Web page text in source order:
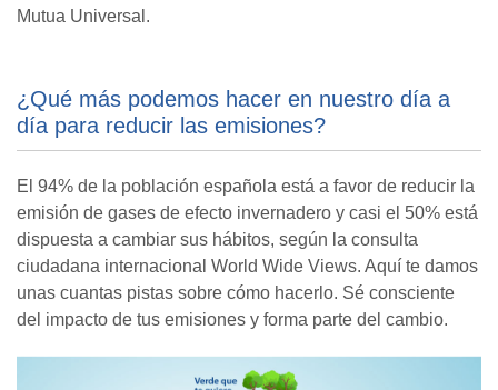
Mutua Universal.
¿Qué más podemos hacer en nuestro día a
día para reducir las emisiones?
El 94% de la población española está a favor de reducir la
emisión de gases de efecto invernadero y casi el 50% está
dispuesta a cambiar sus hábitos, según la consulta
ciudadana internacional World Wide Views. Aquí te damos
unas cuantas pistas sobre cómo hacerlo. Sé consciente
del impacto de tus emisiones y forma parte del cambio.